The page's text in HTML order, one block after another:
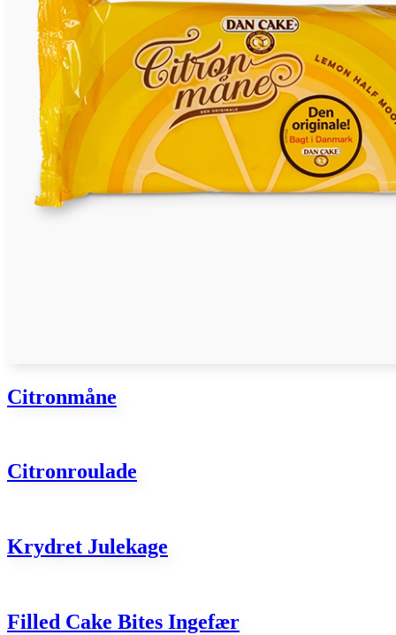
Citronmåne
Citronroulade
Krydret Julekage
Filled Cake Bites Ingefær